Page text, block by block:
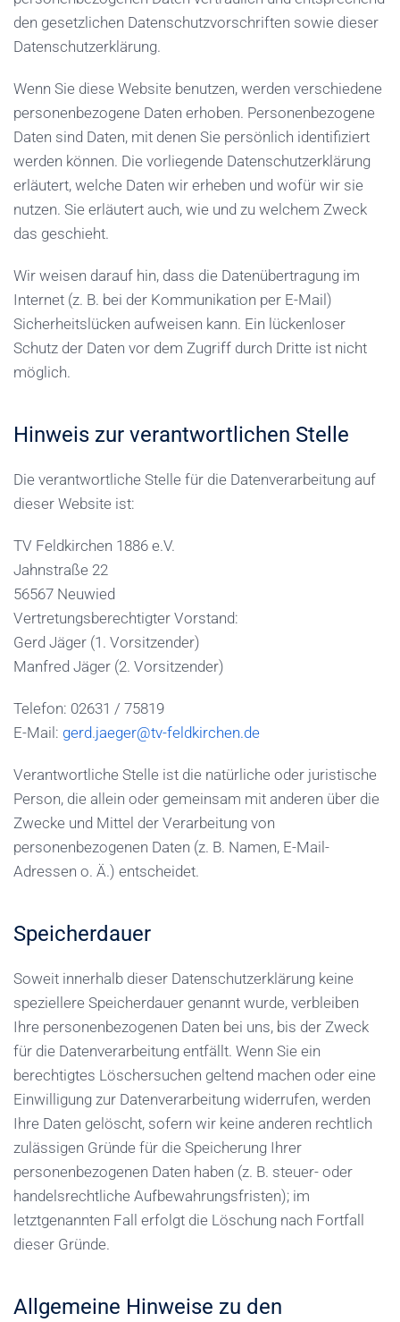
den gesetzlichen Datenschutzvorschriften sowie dieser
Datenschutzerklärung.
Wenn Sie diese Website benutzen, werden verschiedene
personenbezogene Daten erhoben. Personenbezogene
Daten sind Daten, mit denen Sie persönlich identifiziert
werden können. Die vorliegende Datenschutzerklärung
erläutert, welche Daten wir erheben und wofür wir sie
nutzen. Sie erläutert auch, wie und zu welchem Zweck
das geschieht.
Wir weisen darauf hin, dass die Datenübertragung im
Internet (z. B. bei der Kommunikation per E-Mail)
Sicherheitslücken aufweisen kann. Ein lückenloser
Schutz der Daten vor dem Zugriff durch Dritte ist nicht
möglich.
Hinweis zur verantwortlichen Stelle
Die verantwortliche Stelle für die Datenverarbeitung auf
dieser Website ist:
TV Feldkirchen 1886 e.V.
Jahnstraße 22
56567 Neuwied
Vertretungsberechtigter Vorstand:
Gerd Jäger (1. Vorsitzender)
Manfred Jäger (2. Vorsitzender)
Telefon: 02631 / 75819
E-Mail: gerd.jaeger@tv-feldkirchen.de
Verantwortliche Stelle ist die natürliche oder juristische
Person, die allein oder gemeinsam mit anderen über die
Zwecke und Mittel der Verarbeitung von
personenbezogenen Daten (z. B. Namen, E-Mail-
Adressen o. Ä.) entscheidet.
Speicherdauer
Soweit innerhalb dieser Datenschutzerklärung keine
speziellere Speicherdauer genannt wurde, verbleiben
Ihre personenbezogenen Daten bei uns, bis der Zweck
für die Datenverarbeitung entfällt. Wenn Sie ein
berechtigtes Löschersuchen geltend machen oder eine
Einwilligung zur Datenverarbeitung widerrufen, werden
Ihre Daten gelöscht, sofern wir keine anderen rechtlich
zulässigen Gründe für die Speicherung Ihrer
personenbezogenen Daten haben (z. B. steuer- oder
handelsrechtliche Aufbewahrungsfristen); im
letztgenannten Fall erfolgt die Löschung nach Fortfall
dieser Gründe.
Allgemeine Hinweise zu den